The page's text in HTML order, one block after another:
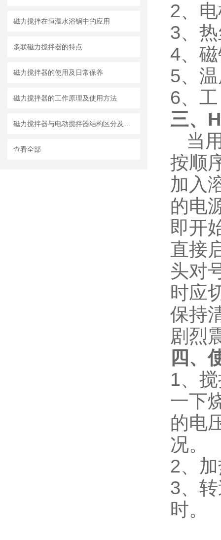
磁力搅拌在恒温水浴锅中的应用
多联磁力搅拌器的特点
磁力搅拌器的使用及日常保养
磁力搅拌器的工作原理及使用方法
查看全部
2、
3、
4、
5、
6、
三、
当
按顺
加入
的电
即开
直接
头对
时应
保持
剧烈
四、
1、
一下
的电
况。
2、
3、
时。